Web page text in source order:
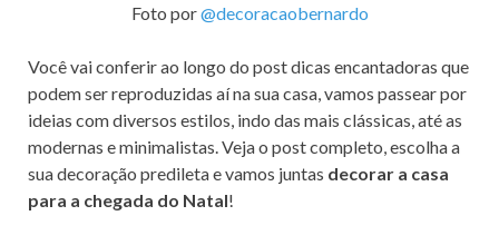
Foto por@decoracaobernardo
Você vai conferir ao longo do post dicas encantadoras que
podem ser reproduzidas aí na sua casa, vamos passear por
ideias com diversos estilos, indo das mais clássicas, até as
modernas e minimalistas. Veja o post completo, escolha a
sua decoração predileta e vamos juntas decorar a casa
para a chegada do Natal!